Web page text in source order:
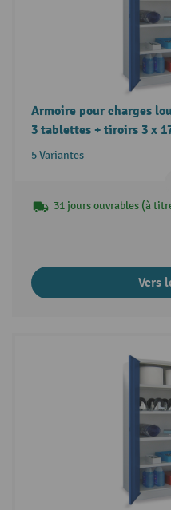
Armoire pour charges
3 tablettes + tiroirs 3 x
5 Variantes
31 jours ouvrables (à
Vers